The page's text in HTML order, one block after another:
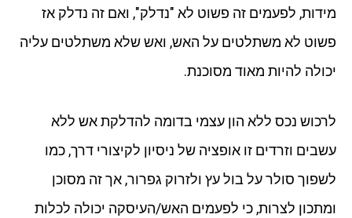
מידות, לפעמים זה פשוט לא "נדלק", ואם זה נדלק אז
פשוט לא משתלטים על האש, ואש שלא משתלטים עליה
יכולה להיות מאוד מסוכנת.
לרכוש נכס ללא הון עצמי בדומה להדלקת אש ללא
עשבים וזרדים זו אופציה של ניסיון לקיצורי דרך, כמו
לשפוך סולר על בול עץ ולזרוק גפרור, אך זה מסוכן
ומתכון לצרות, כי לפעמים האש/העיסקה יכולה לכלות